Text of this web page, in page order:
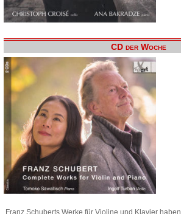
CD der Woche
Franz Schuberts Werke für Violine und Klavier